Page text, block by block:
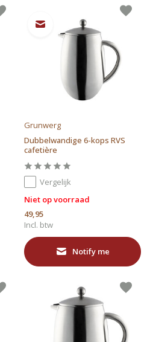
Grunwerg
Dubbelwandige 6-kops RVS
cafetière
Vergelijk
Niet op voorraad
49,95
Incl. btw
Notify me